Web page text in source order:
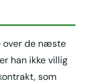
over de næste
han ikke villig
som